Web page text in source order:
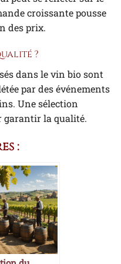
croissante pousse
des prix.
?
dans le vin bio sont
par des événements
Une sélection
garantir la qualité.
: